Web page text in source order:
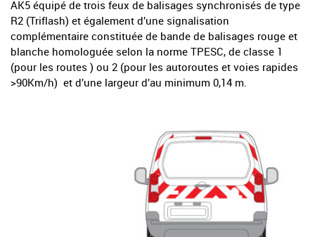
AK5 équipé de trois feux de balisages synchronisés de type
R2 (Triflash) et également d’une signalisation
complémentaire constituée de bande de balisages rouge et
blanche homologuée selon la norme TPESC, de classe 1
(pour les routes ) ou 2 (pour les autoroutes et voies rapides
>90Km/h) et d’une largeur d’au minimum 0,14 m.